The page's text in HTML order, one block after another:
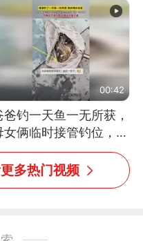
！
00:42
爸钓一天鱼一无所获，
女俩临时接管钓位，用
具鱼竿钓上大鱼
多热门视频